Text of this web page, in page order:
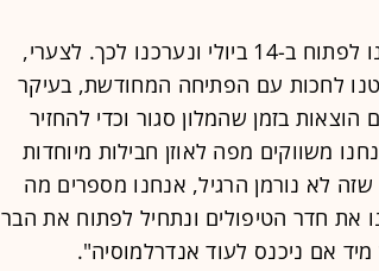
"בתחילה, כשעוד הייתה אופטימיות, החלטנו לפתוח ב-14 ביולי ונערכנו לכך. לצערי,
לחכות עם הפתיחה המחודשת, בעיקר
הוצאות בזמן שהמלון סגור וכדי להחזיר
משווקים מפה לאוזן חבילות מיוחדות
לא נורמן הרגיל, אנחנו מספרים מה
את חדר הטיפולים ונתחיל לפתוח את הבר
אם ניכנס לעוד אנדרלמוסיה".